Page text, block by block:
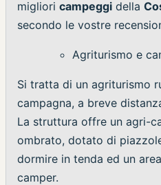
migliori campeggi della
secondo le vostre
Agriturismo e
Si tratta di un agriturismo
campagna, a breve
La struttura offre un agri-
ombrato, dotato di
dormire in tenda ed un
camper.